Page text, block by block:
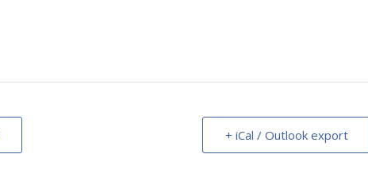
+ iCal / Outlook export